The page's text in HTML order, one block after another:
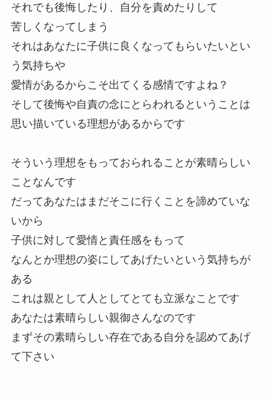
それでも後悔したり、自分を責めたりして
苦しくなってしまう
それはあなたに子供に良くなってもらいたいとい
う気持ちや
愛情があるからこそ出てくる感情ですよね？
そして後悔や自責の念にとらわれるということは
思い描いている理想があるからです
そういう理想をもっておられることが素晴らしい
ことなんです
だってあなたはまだそこに行くことを諦めていな
いから
子供に対して愛情と責任感をもって
なんとか理想の姿にしてあげたいという気持ちが
ある
これは親として人としてとても立派なことです
あなたは素晴らしい親御さんなのです
まずその素晴らしい存在である自分を認めてあげ
て下さい